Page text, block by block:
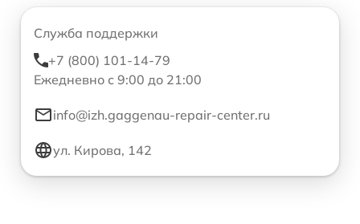
Служба поддержки
+7 (800) 101-14-79
Ежедневно с 9:00 до 21:00
info@izh.gaggenau-repair-center.ru
ул. Кирова, 142